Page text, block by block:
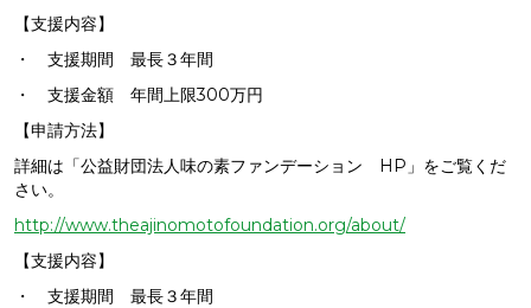
【支援内容】
・ 支援期間 最長３年間
・ 支援金額 年間上限300万円
【申請方法】
詳細は「公益財団法人味の素ファンデーション HP 」をご覧くだ
さい。
http://www.theajinomotofoundation.org/about/
【支援内容】
・ 支援期間 最長３年間